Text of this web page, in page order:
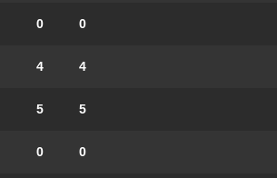
0
0
4
4
5
5
0
0